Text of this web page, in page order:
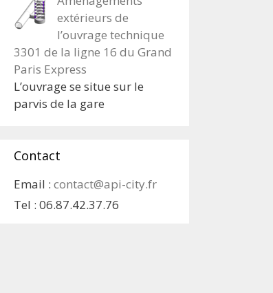
extérieurs de
l’ouvrage technique
3301 de la ligne 16 du Grand
Paris Express
L’ouvrage se situe sur le
parvis de la gare
Contact
Email : contact@api-city.fr
Tel : 06.87.42.37.76